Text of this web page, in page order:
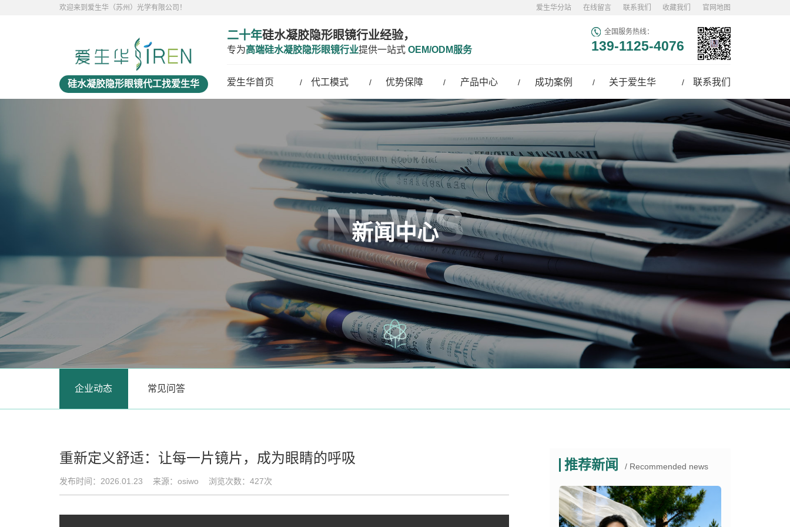
欢迎来到爱生华（苏州）光学有限公司！ 爱生华分站 在线留言 联系我们 收藏我们 官网地图
硅水凝胶隐形眼镜代工找爱生华
二十年硅水凝胶隐形眼镜行业经验，
专为高端硅水凝胶隐形眼镜行业提供一站式 OEM/ODM服务
全国服务热线：
139-1125-4076
爱生华首页 代工模式 优势保障 产品中心 成功案例 关于爱生华 联系我们
新闻中心
NEWS
企业动态 常见问答
重新定义舒适：让每一片镜片，成为眼睛的呼吸
发布时间：2026.01.23 来源：osiwo 浏览次数：427次
推荐新闻 / Recommended news